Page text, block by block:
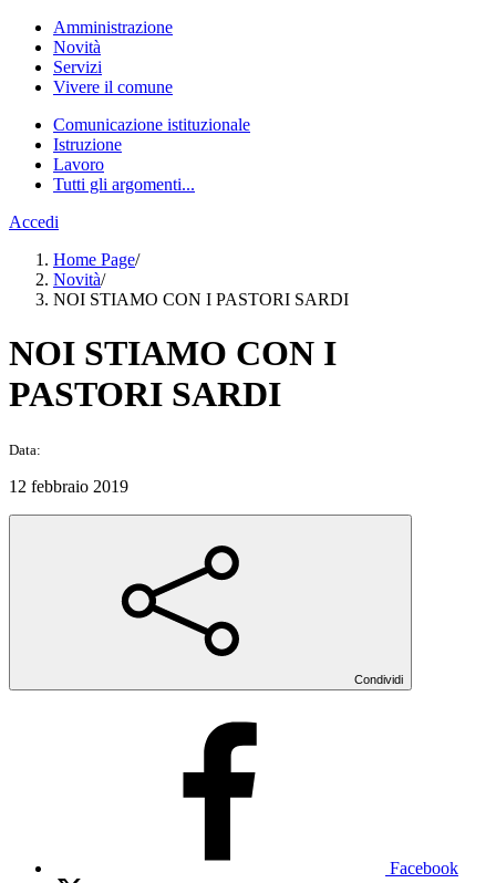
Amministrazione
Novità
Servizi
Vivere il comune
Comunicazione istituzionale
Istruzione
Lavoro
Tutti gli argomenti...
Accedi
Home Page/
Novità/
NOI STIAMO CON I PASTORI SARDI
NOI STIAMO CON I
PASTORI SARDI
Data:
12 febbraio 2019
Condividi
Facebook